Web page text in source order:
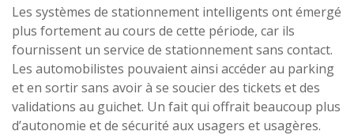
Les systèmes de stationnement intelligents ont émergé
plus fortement au cours de cette période, car ils
fournissent un service de stationnement sans contact.
Les automobilistes pouvaient ainsi accéder au parking
et en sortir sans avoir à se soucier des tickets et des
validations au guichet. Un fait qui offrait beaucoup plus
d’autonomie et de sécurité aux usagers et usagères.